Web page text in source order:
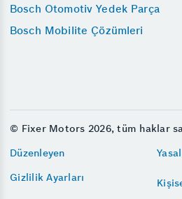
Bosch Otomotiv Yedek Parça
Bosch Mobilite Çözümleri
© Fixer Motors 2026, tüm haklar
Düzenleyen
Gizlilik Ayarları